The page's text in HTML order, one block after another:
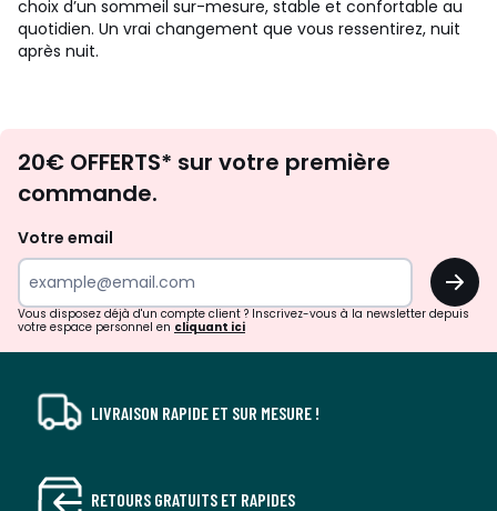
choix d’un sommeil sur-mesure, stable et confortable au
quotidien. Un vrai changement que vous ressentirez, nuit
après nuit.
d'inspirations
surprises?
20€ OFFERTS* sur votre première
commande.
Votre email
OK
Vous disposez déjà d'un compte client ? Inscrivez-vous à la newsletter depuis
votre espace personnel en cliquant ici
LIVRAISON RAPIDE ET SUR MESURE !
RETOURS GRATUITS ET RAPIDES